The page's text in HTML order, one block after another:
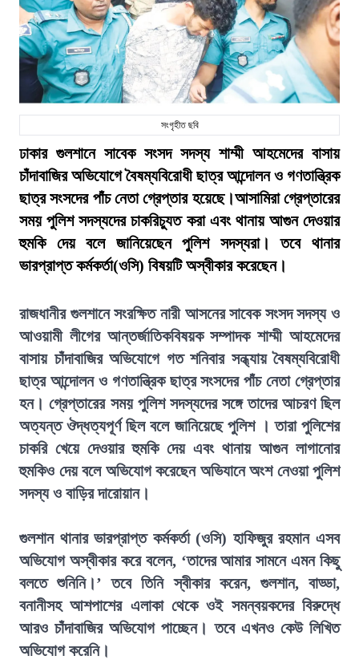
সংগৃহীত ছবি
ঢাকার গুলশানে সাবেক সংসদ সদস্য শাম্মী আহমেদের বাসায়
চাঁদাবাজির অভিযোগে বৈষম্যবিরোধী ছাত্র আন্দোলন ও গণতান্ত্রিক
ছাত্র সংসদের পাঁচ নেতা গ্রেপ্তার হয়েছে।আসামিরা গ্রেপ্তারের
সময় পুলিশ সদস্যদের চাকরিচ্যুত করা এবং থানায় আগুন দেওয়ার
হুমকি দেয় বলে জানিয়েছেন পুলিশ সদস্যরা। তবে থানার
ভারপ্রাপ্ত কর্মকর্তা(ওসি) বিষয়টি অস্বীকার করেছেন।
রাজধানীর গুলশানে সংরক্ষিত নারী আসনের সাবেক সংসদ সদস্য ও
আওয়ামী লীগের আন্তর্জাতিকবিষয়ক সম্পাদক শাম্মী আহমেদের
বাসায় চাঁদাবাজির অভিযোগে গত শনিবার সন্ধ্যায় বৈষম্যবিরোধী
ছাত্র আন্দোলন ও গণতান্ত্রিক ছাত্র সংসদের পাঁচ নেতা গ্রেপ্তার
হন। গ্রেপ্তারের সময় পুলিশ সদস্যদের সঙ্গে তাদের আচরণ ছিল
অত্যন্ত ঔদ্ধত্যপূর্ণ ছিল বলে জানিয়েছে পুলিশ । তারা পুলিশের
চাকরি খেয়ে দেওয়ার হুমকি দেয় এবং থানায় আগুন লাগানোর
হুমকিও দেয় বলে অভিযোগ করেছেন অভিযানে অংশ নেওয়া পুলিশ
সদস্য ও বাড়ির দারোয়ান।
গুলশান থানার ভারপ্রাপ্ত কর্মকর্তা (ওসি) হাফিজুর রহমান এসব
অভিযোগ অস্বীকার করে বলেন, ‘তাদের আমার সামনে এমন কিছু
বলতে শুনিনি।’ তবে তিনি স্বীকার করেন, গুলশান, বাড্ডা,
বনানীসহ আশপাশের এলাকা থেকে ওই সমন্বয়কদের বিরুদ্ধে
আরও চাঁদাবাজির অভিযোগ পাচ্ছেন। তবে এখনও কেউ লিখিত
অভিযোগ করেনি।